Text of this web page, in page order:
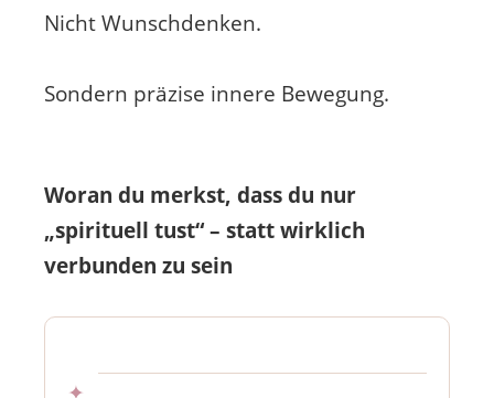
Nicht Wunschdenken.
Sondern präzise innere Bewegung.
Woran du merkst, dass du nur
„spirituell tust“ – statt wirklich
verbunden zu sein